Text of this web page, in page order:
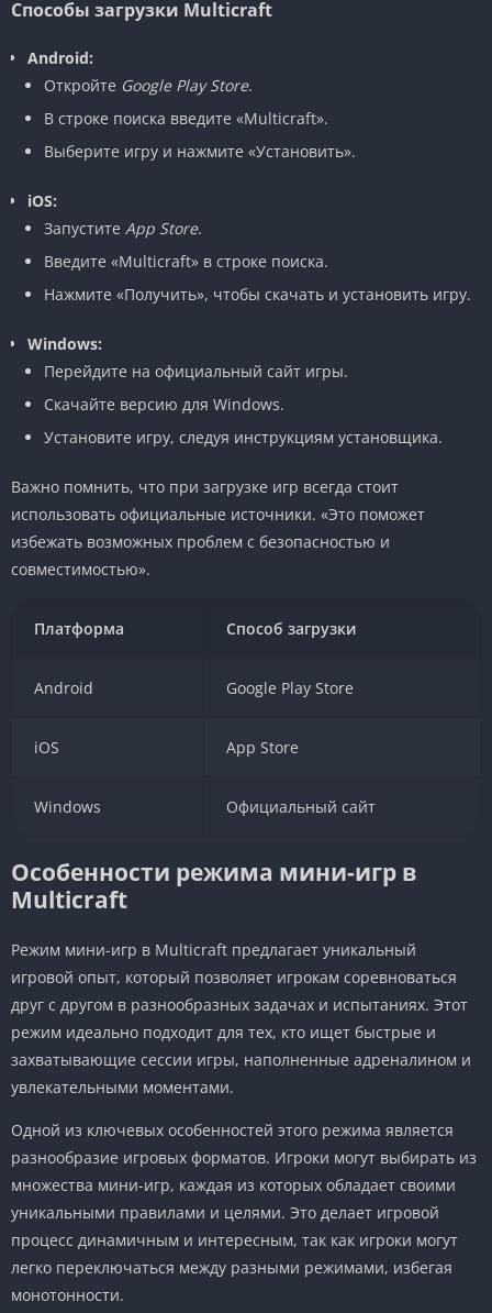
Способы загрузки Multicraft
Android:
Откройте Google Play Store.
В строке поиска введите «Multicraft».
Выберите игру и нажмите «Установить».
iOS:
Запустите App Store.
Введите «Multicraft» в строке поиска.
Нажмите «Получить», чтобы скачать и установить игру.
Windows:
Перейдите на официальный сайт игры.
Скачайте версию для Windows.
Установите игру, следуя инструкциям установщика.
Важно помнить, что при загрузке игр всегда стоит
использовать официальные источники. «Это поможет
избежать возможных проблем с безопасностью и
совместимостью».
Платформа Способ загрузки
Android Google Play Store
iOS App Store
Windows Официальный сайт
Особенности режима мини-игр в
Multicraft
Режим мини-игр в Multicraft предлагает уникальный
игровой опыт, который позволяет игрокам соревноваться
друг с другом в разнообразных задачах и испытаниях. Этот
режим идеально подходит для тех, кто ищет быстрые и
захватывающие сессии игры, наполненные адреналином и
увлекательными моментами.
Одной из ключевых особенностей этого режима является
разнообразие игровых форматов. Игроки могут выбирать из
множества мини-игр, каждая из которых обладает своими
уникальными правилами и целями. Это делает игровой
процесс динамичным и интересным, так как игроки могут
легко переключаться между разными режимами, избегая
монотонности.